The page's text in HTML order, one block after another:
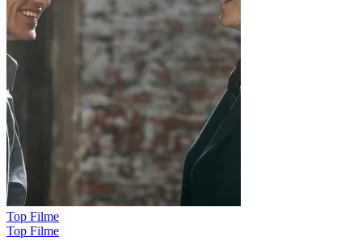
Top Filme
Top Filme